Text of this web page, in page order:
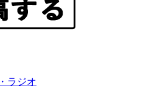
ラジオ